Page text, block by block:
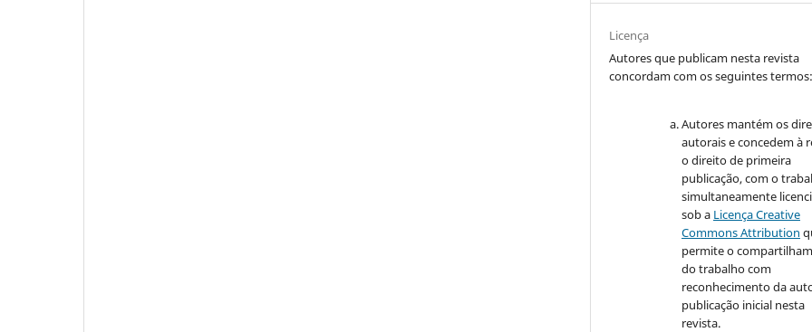
Licença
Autores que publicam nesta revista
concordam com os seguintes termos:
Autores mantém os
autorais e concedem à
o direito de primeira
publicação, com o
simultaneamente
sob a Licença Creative
Commons Attribution
permite o
do trabalho com
reconhecimento da
publicação inicial nesta
revista.